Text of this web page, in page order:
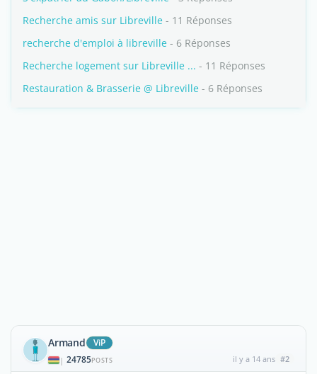
Recherche amis sur Libreville - 11 Réponses
recherche d'emploi à libreville - 6 Réponses
Recherche logement sur Libreville ... - 11 Réponses
Restauration & Brasserie @ Libreville - 6 Réponses
Armand ViP
| 24785POSTS il y a 14 ans #2